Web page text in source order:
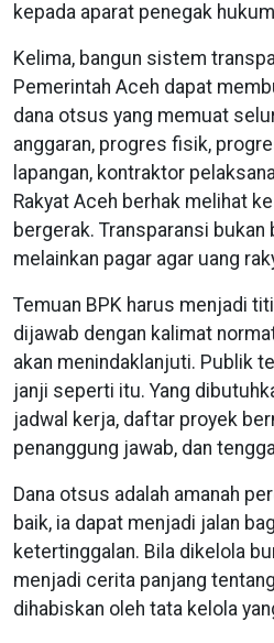
kepada aparat penegak
Kelima, bangun sistem
Pemerintah Aceh dapat
dana otsus yang memuat
anggaran, progres fisik,
lapangan, kontraktor
Rakyat Aceh berhak melihat
bergerak. Transparansi bukan
melainkan pagar agar uang
Temuan BPK harus menjadi
dijawab dengan kalimat
akan menindaklanjuti. Publik
janji seperti itu. Yang
jadwal kerja, daftar proyek
penanggung jawab, dan
Dana otsus adalah amanah
baik, ia dapat menjadi jalan
ketertinggalan. Bila dikelola
menjadi cerita panjang
dihabiskan oleh tata kelola